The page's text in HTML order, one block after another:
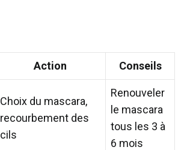
Action Conseils
Choix du mascara,
recourbement des
cils
Renouveler
le mascara
tous les 3 à
6 mois